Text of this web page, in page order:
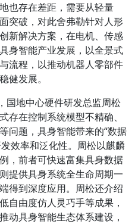
也存在差距，需要从轻量
突破，对此舍弗勒针对人形
新解决方案，在电机、传感
身智能产业发展，以全景式
流程，以推动机器人零部件
健发展。
国地中心硬件研发总监周松
存在控制系统模型不精确、
问题，具身智能带来的“数据
效率和泛化性。周松以麒麟
，前者可快速富集具身数据
提供具身系统全生命周期一
得到深度应用。周松还介绍
自由度仿人灵巧手等成果，
动具身智能生态体系建设，